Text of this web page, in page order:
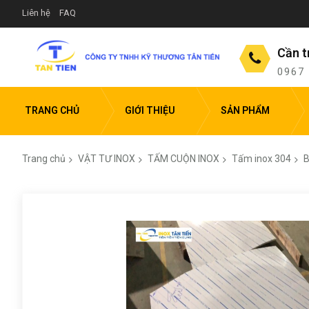
Liên hệ FAQ
Cần
0967
TRANG CHỦ GIỚI THIỆU SẢN PHẨM
Trang chủ VẬT TƯ INOX TẤM CUỘN INOX Tấm inox 304